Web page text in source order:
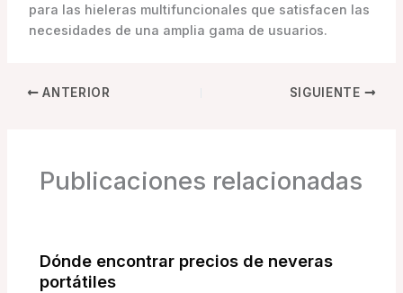
para las hieleras multifuncionales que satisfacen las
necesidades de una amplia gama de usuarios.
ANTERIOR SIGUIENTE
Publicaciones relacionadas
Dónde encontrar precios de neveras
portátiles